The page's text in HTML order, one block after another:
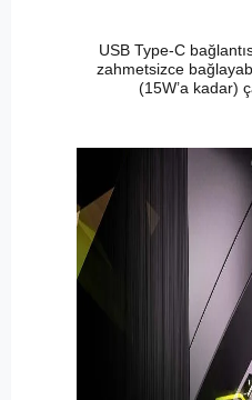
USB Type-C
zahmetsizce
(15W’a kadar)